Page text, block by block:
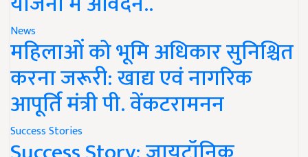
News
महिलाओं को भूमि अधिकार सुनिश्चित
करना जरूरी: खाद्य एवं नागरिक
आपूर्ति मंत्री पी. वेंकटरामनन
Success Stories